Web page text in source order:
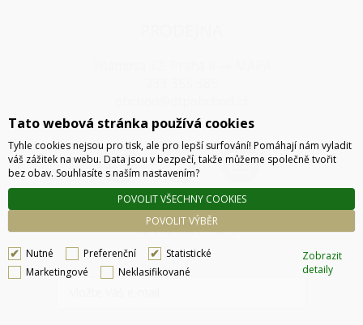
NEWSLETTER
Tato webová stránka používá cookies
Tyhle cookies nejsou pro tisk, ale pro lepší surfování! Pomáhají nám vyladit
váš zážitek na webu. Data jsou v bezpečí, takže můžeme společně tvořit
bez obav. Souhlasíte s naším nastavením?
POVOLIT VÝBĚR
POVOLIT VŠECHNY COOKIES
Nutné Preferenční
Statistické
Marketingové
Neklasifikované
Zobrazit
detaily